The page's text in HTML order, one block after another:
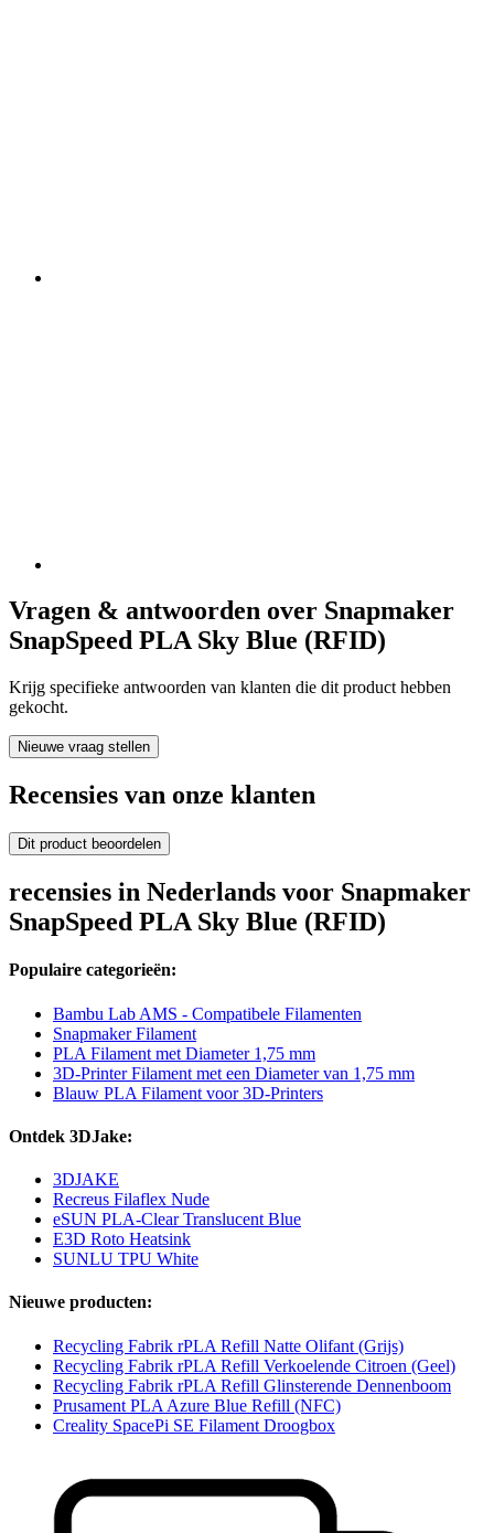
Vragen & antwoorden over Snapmaker
SnapSpeed PLA Sky Blue (RFID)
Krijg specifieke antwoorden van klanten die dit product hebben
gekocht.
Nieuwe vraag stellen
Recensies van onze klanten
Dit product beoordelen
recensies in Nederlands voor Snapmaker
SnapSpeed PLA Sky Blue (RFID)
Populaire categorieën:
Bambu Lab AMS - Compatibele Filamenten
Snapmaker Filament
PLA Filament met Diameter 1,75 mm
3D-Printer Filament met een Diameter van 1,75 mm
Blauw PLA Filament voor 3D-Printers
Ontdek 3DJake:
3DJAKE
Recreus Filaflex Nude
eSUN PLA-Clear Translucent Blue
E3D Roto Heatsink
SUNLU TPU White
Nieuwe producten:
Recycling Fabrik rPLA Refill Natte Olifant (Grijs)
Recycling Fabrik rPLA Refill Verkoelende Citroen (Geel)
Recycling Fabrik rPLA Refill Glinsterende Dennenboom
Prusament PLA Azure Blue Refill (NFC)
Creality SpacePi SE Filament Droogbox